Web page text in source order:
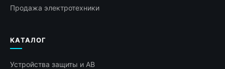
Продажа электротехники
КАТАЛОГ
Устройства защиты и АВ